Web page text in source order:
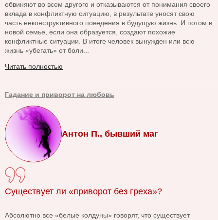
обвиняют во всем другого и отказываются от понимания своего
вклада в конфликтную ситуацию, в результате уносят свою
часть неконструктивного поведения в будущую жизнь. И потом в
новой семье, если она образуется, создают похожие
конфликтные ситуации. В итоге человек вынужден или всю
жизнь «убегать» от боли...
Читать полностью
Гадание и приворот на любовь
Антон П., бывший маг
Существует ли «приворот без греха»?
Абсолютно все «белые колдуны» говорят, что существует